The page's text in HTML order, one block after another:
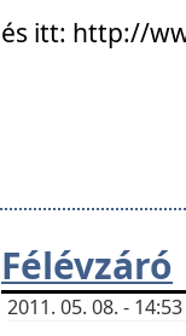
és itt: http://
Félévzáró
2011. 05. 08. -